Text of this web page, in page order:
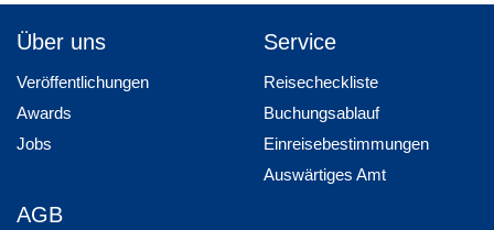
Über uns
Veröffentlichungen
Awards
Jobs
Service
Reisecheckliste
Buchungsablauf
Einreisebestimmungen
Auswärtiges Amt
AGB